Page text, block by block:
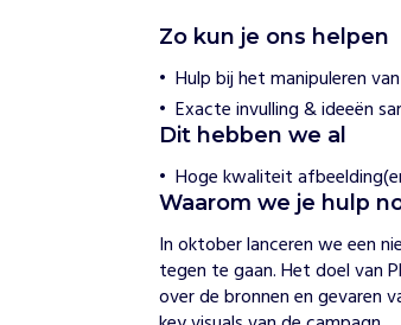
l
s
t
i
S
o
p
F
o
u
Zo kun je ons helpen
Hulp bij het manipuleren
Exacte invulling & ideeën
Dit hebben we al
Hoge kwaliteit
Waarom we je hulp
In oktober lanceren we een
tegen te gaan. Het doel van
over de bronnen en gevaren